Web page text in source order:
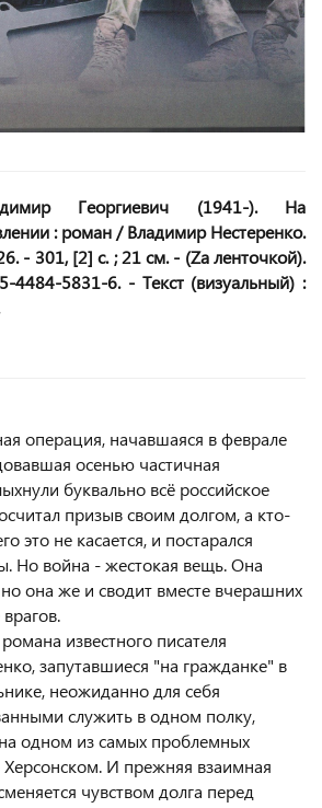
Георгиевич (1941-). На
: роман / Владимир Нестеренко.
- 301, [2] с. ; 21 см. - (Zа ленточкой).
4484-5831-6. - Текст (визуальный) :
операция, начавшаяся в феврале
осенью частичная
буквально всё российское
призыв своим долгом, а кто-
это не касается, и постарался
Но война - жестокая вещь. Она
но она же и сводит вместе вчерашних
известного писателя
запутавшиеся "на гражданке" в
неожиданно для себя
служить в одном полку,
одном из самых проблемных
И прежняя взаимная
чувством долга перед